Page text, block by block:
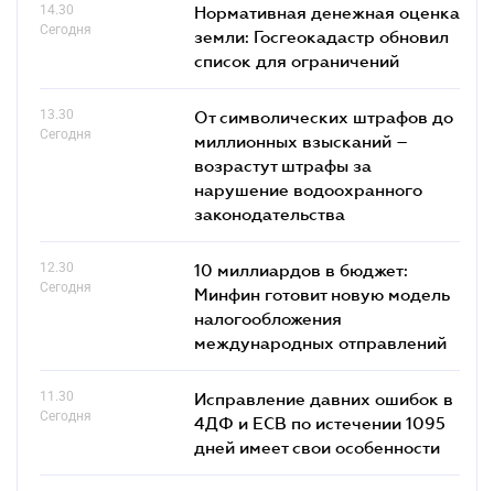
14.30
Сегодня
Нормативная денежная оценка
земли: Госгеокадастр обновил
список для ограничений
13.30
Сегодня
От символических штрафов до
миллионных взысканий –
возрастут штрафы за
нарушение водоохранного
законодательства
12.30
Сегодня
10 миллиардов в бюджет:
Минфин готовит новую модель
налогообложения
международных отправлений
11.30
Сегодня
Исправление давних ошибок в
4ДФ и ЕСВ по истечении 1095
дней имеет свои особенности